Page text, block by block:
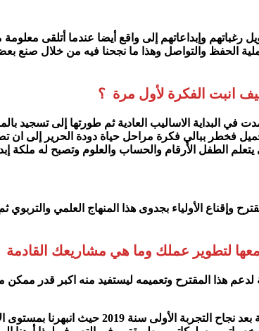
وإبداعاتهم إلى واقع أيضا عندما أتلقى
الحفظ والتواصل وهذا ما نجحنا فيه من خلال صنع بعض
انبت الفكرة لأول مرة ؟
في البداية الاساليب العادية ثم طورتها إلى تسجيد
فخطر ببالي فكرة مراحل حياة دودة الحرير إلى ان
الطفل الأرقام والحساب والعلوم وتصبح له
الأولياء بجدوى هذا المنهاج العلمي والتربوي
معها لتطوير عملك وما هي مشاريعك
لدعم هذا المقترح وتعميمه ليستفيد منه اكبر قدر
أيضا نستعد لإعداد بطولة وطنية في الحساب الذهني بمشاركة